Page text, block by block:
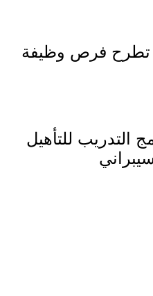
تطرح فرص وظيفة
التدريب للتأهيل